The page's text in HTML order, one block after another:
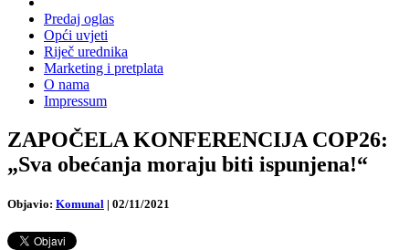
Predaj oglas
Opći uvjeti
Riječ urednika
Marketing i pretplata
O nama
Impressum
ZAPOČELA KONFERENCIJA COP26:
„Sva obećanja moraju biti ispunjena!“
Objavio: Komunal | 02/11/2021